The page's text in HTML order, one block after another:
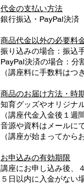
代金の支払い方法
銀行振込・PayPal決済
商品代金以外の必要料
振り込みの場合：振込
PayPal決済の場合：分
（講座料に手数料はつ
商品のお届け方法・時
知育グッズやオリジナ
（講座代金入金後１週
音源や資料はメールに
（講座が始まってから
お申込みの有効期限
講座にお申し込み後、
５日以内に入金がない